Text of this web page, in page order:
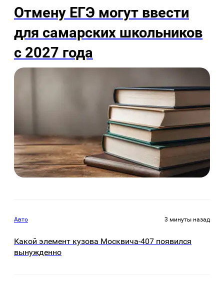
Отмену ЕГЭ могут ввести
для самарских школьников
с 2027 года
Авто 3 минуты назад
Какой элемент кузова Москвича-407 появился
вынужденно